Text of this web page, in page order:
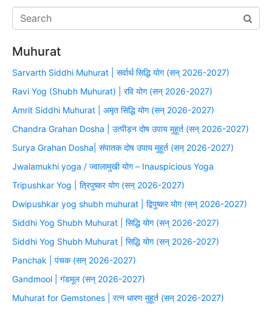
Muhurat
Sarvarth Siddhi Muhurat | सर्वार्थ सिद्धि योग (सन् 2026-2027)
Ravi Yog (Shubh Muhurat) | रवि योग (सन् 2026-2027)
Amrit Siddhi Muhurat | अमृत सिद्धि योग (सन् 2026-2027)
Chandra Grahan Dosha | उत्पीड़न दोष उपाय मुहूर्त (सन् 2026-2027)
Surya Grahan Dosha| संपातक दोष उपाय मुहूर्त (सन् 2026-2027)
Jwalamukhi yoga / ज्वालामुखी योग – Inauspicious Yoga
Tripushkar Yog | त्रिपुष्कर योग (सन् 2026-2027)
Dwipushkar yog shubh muhurat | द्विपुष्कर योग (सन् 2026-2027)
Siddhi Yog Shubh Muhurat | सिद्धि योग (सन् 2026-2027)
Siddhi Yog Shubh Muhurat | सिद्धि योग (सन् 2026-2027)
Panchak | पंचक (सन् 2026-2027)
Gandmool | गंडमूल (सन् 2026-2027)
Muhurat for Gemstones | रत्न धारण मुहूर्त (सन् 2026-2027)